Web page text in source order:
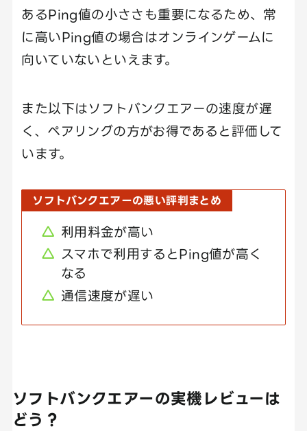
あるPing値の小ささも重要になるため、常
に高いPing値の場合はオンラインゲームに
向いていないといえます。
また以下はソフトバンクエアーの速度が遅
く、ペアリングの方がお得であると評価して
います。
ソフトバンクエアーの悪い評判まとめ
利用料金が高い
スマホで利用するとPing値が高く
なる
通信速度が遅い
ソフトバンクエアーの実機レビューは
どう？